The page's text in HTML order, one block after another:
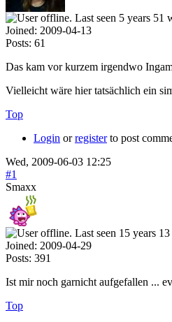
Joined: 2009-04-13
Posts: 61
Das kam vor kurzem irgendwo
Vielleicht wäre hier tatsächlich ein
Top
Login orregisterto post
Wed, 2009-06-03 12:25
#1
Smaxx
Joined: 2009-04-29
Posts: 391
Ist mir noch garnicht aufgefallen ...
Top